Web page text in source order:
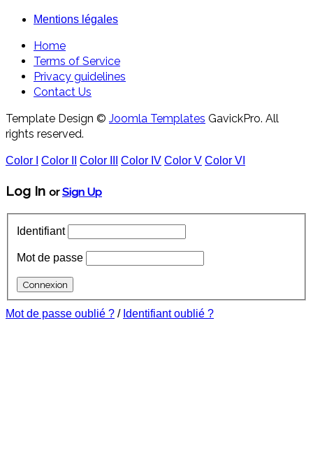
Mentions légales
Home
Terms of Service
Privacy guidelines
Contact Us
Template Design © Joomla Templates GavickPro. All
rights reserved.
Color I Color II Color III Color IV Color V Color VI
Log In orSign Up
Identifiant
Mot de passe
Mot de passe oublié ? / Identifiant oublié ?